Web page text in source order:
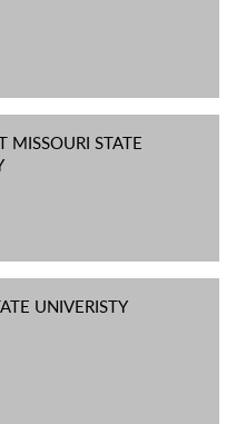
MISSOURI STATE
UNIVERISTY